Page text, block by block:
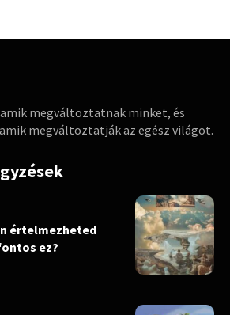
megváltoztatnak minket, és
megváltoztatják az egész világot.
értelmezheted
ez?